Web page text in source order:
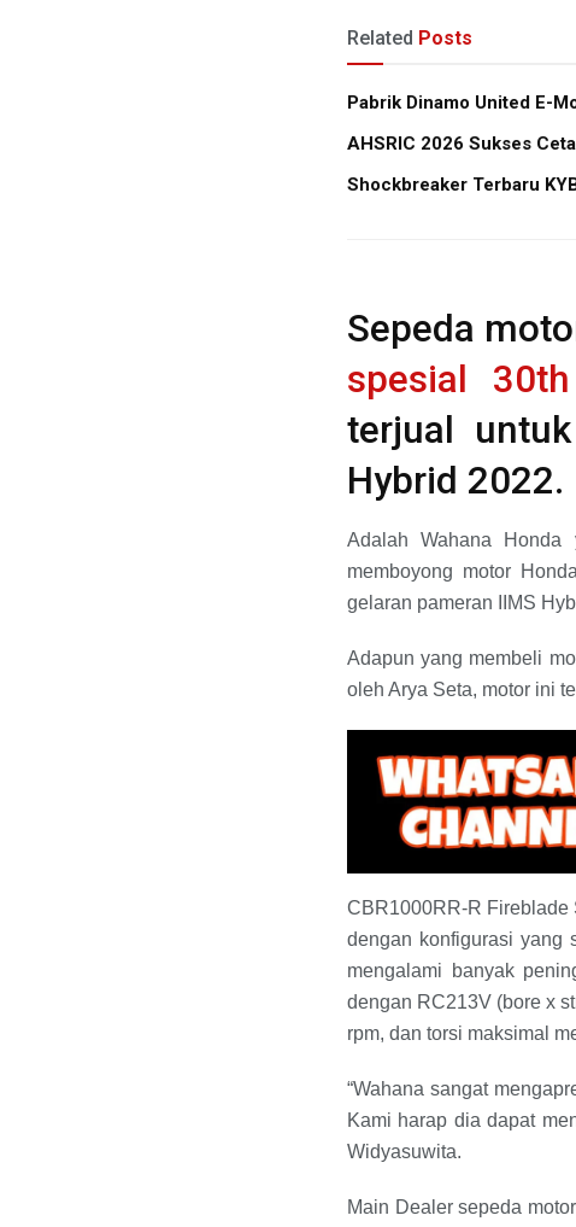
Related Posts
Pabrik Dinamo United E-
AHSRIC 2026 Sukses
Shockbreaker Terbaru
Sepeda
spesial
terjual
Hybrid 2022.
Adalah Wahana Honda
memboyong motor
gelaran pameran IIMS
Adapun yang membeli
oleh Arya Seta, motor ini
CBR1000RR-R Fireblade
dengan konfigurasi yang
mengalami banyak
dengan RC213V (bore x
rpm, dan torsi maksimal
“Wahana sangat
Kami harap dia dapat
Widyasuwita.
Main Dealer sepeda